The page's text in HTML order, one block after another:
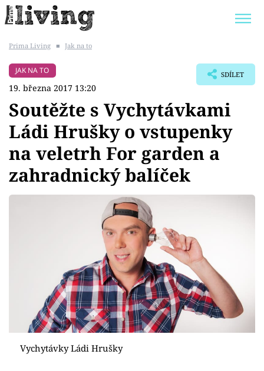
BYDLENÍ SLAVNÝCH
Témata
Bydlení
Sledujte prima+
Přihlášení
Sledujte nás
Prima Living ■ Jak na to
JAK NA TO
19. března 2017 13:20
SDÍLET
Soutěžte s Vychytávkami
Ládi Hrušky o vstupenky
na veletrh For garden a
zahradnický balíček
Vychytávky Ládi Hrušky